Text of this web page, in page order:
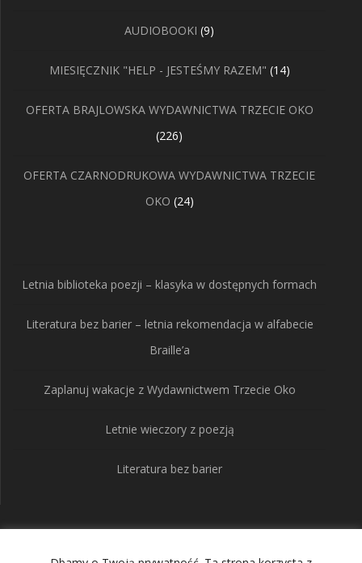
AUDIOBOOKI 99
MIESIĘCZNIK "HELP - JESTEŚMY RAZEM" 1414
OFERTA BRAJLOWSKA WYDAWNICTWA TRZECIE OKO
226226
OFERTA CZARNODRUKOWA WYDAWNICTWA TRZECIE
OKO 2424
Letnia biblioteka poezji – klasyka w dostępnych formach
Literatura bez barier – letnia rekomendacja w alfabecie
Braille’a
Zaplanuj wakacje z Wydawnictwem Trzecie Oko
Letnie wieczory z poezją
Literatura bez barier
Wydawnictwo Trzecie